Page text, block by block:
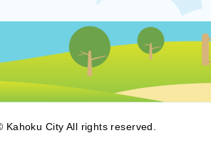
Kahoku City All rights reserved.